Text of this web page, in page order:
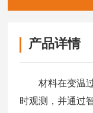
产品详情
材料在变温过
时观测，并通过